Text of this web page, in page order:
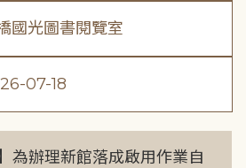
國光圖書閱覽室
07-18
為辦理新館落成啟用作業自